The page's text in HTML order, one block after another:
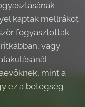
kaptak mellrákot
fogyasztottak
vagy
mint a
ez a betegség